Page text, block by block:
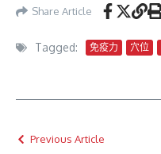
Share Article
Tagged: 免疫力 穴位
Previous Article